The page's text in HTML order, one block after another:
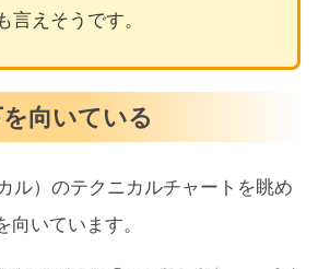
言えそうです。
向いている
ル）のテクニカルチャートを眺め
向いています。